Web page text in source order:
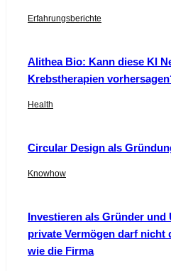
Erfahrungsberichte
Alithea Bio: Kann diese KI
Krebstherapien
Health
Circular Design als
Knowhow
Investieren als Gründer und
private Vermögen darf nicht
wie die Firma